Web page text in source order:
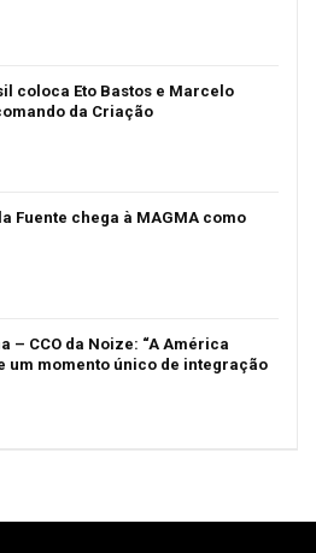
coloca Eto Bastos e Marcelo
da Criação
Fuente chega à MAGMA como
– CCO da Noize: “A América
um momento único de integração